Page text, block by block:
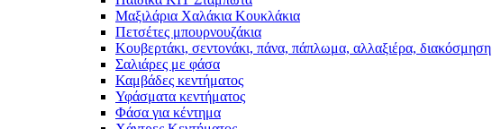
Μαξιλάρια Χαλάκια Κουκλάκια
Πετσέτες μπουρνουζάκια
Κουβερτάκι, σεντονάκι, πάνα, πάπλωμα, αλλαξιέρα, διακόσμηση
Σαλιάρες με φάσα
Καμβάδες κεντήματος
Υφάσματα κεντήματος
Φάσα για κέντημα